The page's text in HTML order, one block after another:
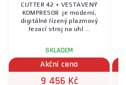
CUTTER 42 + VESTAVENÝ
KOMPRESOR je moderní,
digitálně řízený plazmový
řezací stroj na uhl ...
SKLADEM
Akční cena
9 456 Kč